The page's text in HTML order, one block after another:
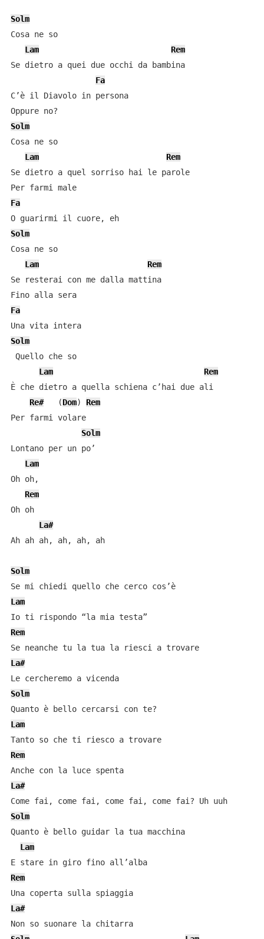
Solm
Cosa ne so
Lam
Rem
Se dietro a quei due occhi da bambina
Fa
C’è il Diavolo in persona
Solm
Cosa ne so
Lam
Rem
Se dietro a quel sorriso hai le parole
Per farmi male
Fa
O guarirmi il cuore, eh
Solm
Cosa ne so
Lam
Rem
Se resterai con me dalla mattina
Fino alla sera
Fa
Una vita intera
Solm
Quello che so
Lam
Rem
È che dietro a quella schiena c’hai due ali
Re#
   (
Dom) Rem
Per farmi volare
Solm
Lontano per un po’
Lam
Oh oh,
Rem
Oh oh
La#
Ah ah ah, ah, ah, ah
Solm
Se mi chiedi quello che cerco cos’è
Lam
Rem
Se neanche tu la tua la riesci a trovare
La#
Le cercheremo a vicenda
Solm
Lam
Tanto so che ti riesco a trovare
Rem
Anche con la luce spenta
La#
Come fai, come fai, come fai, come fai? Uh uuh
Solm
Quanto è bello guidar la tua macchina
Lam
E stare in giro fino all’alba
Rem
Una coperta sulla spiaggia
La#
Non so suonare la chitarra